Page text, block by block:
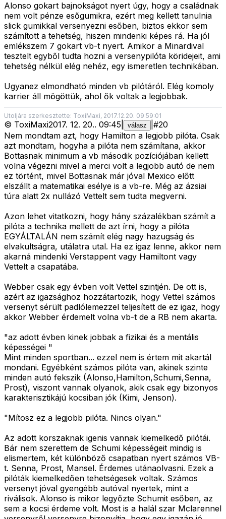
Alonso gokart bajnokságot nyert úgy, hogy a családnak
nem volt pénze esőgumikra, ezért meg kellett tanulnia
slick gumikkal versenyezni esőben, biztos ekkor sem
számított a tehetség, hiszen mindenki képes rá. Ha jól
emlékszem 7 gokart vb-t nyert. Amikor a Minardival
tesztelt egyből tudta hozni a versenypilóta köridejeit, ami
tehetség nélkül elég nehéz, egy ismeretlen technikában.
Ugyanez elmondható minden vb pilótáról. Elég komoly
karrier áll mögöttük, ahol ők voltak a legjobbak.
Utoljára szerkesztette: ToxiMaxi, 2017.12.20. 09:59:01
© ToxiMaxi2017. 12. 20.. 09:45 válasz #20
Nem mondtam azt, hogy Hamilton a legjobb pilóta. Csak
azt mondtam, hogyha a pilóta nem számítana, akkor
Bottasnak minimum a vb második pozíciójában kellett
volna végezni mivel a merci volt a legjobb autó de nem
ez történt, mivel Bottasnak már jóval Mexico előtt
elszállt a matematikai esélye is a vb-re. Még az ázsiai
túra alatt 2x nullázó Vettelt sem tudta megverni.
Azon lehet vitatkozni, hogy hány százalékban számít a
pilóta a technika mellett de azt írni, hogy a pilóta
EGYÁLTALÁN nem számít elég nagy hazugság és
elvakultságra, utálatra utal. Ha ez igaz lenne, akkor nem
akarná mindenki Verstappent vagy Hamiltont vagy
Vettelt a csapatába.
Webber csak egy évben volt Vettel szintjén. De ott is,
azért az igazsághoz hozzátartozik, hogy Vettel számos
versenyt sérült padlólemezzel teljesített de ez igaz, hogy
akkor Webber érdemelt volna vb-t de a RB nem akarta.
"az adott évben kinek jobbak a fizikai és a mentális
képességei "
Mint minden sportban... ezzel nem is értem mit akartál
mondani. Egyébként számos pilóta van, akinek szinte
minden autó fekszik (Alonso,Hamilton,Schumi,Senna,
Prost), viszont vannak olyanok, akik csak egy bizonyos
karakterisztikájú kocsiban jók (Kimi, Jenson).
"Mítosz ez a legjobb pilóta. Nincs olyan."
Az adott korszaknak igenis vannak kiemelkedő pilótái.
Bár nem szerettem de Schumi képességeit mindig is
elismertem, két különböző csapatban nyert számos VB-
t. Senna, Prost, Mansel. Érdemes utánaolvasni. Ezek a
pilóták kiemelkedően tehetségesek voltak. Számos
versenyt jóval gyengébb autóval nyertek, mint a
riválisok. Alonso is mikor legyőzte Schumit esőben, az
sem a kocsi érdeme volt. Most is a halál szar Mclarennel